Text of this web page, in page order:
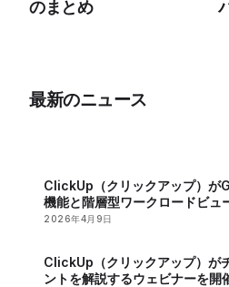
のまとめ
最新のニュース
ClickUp（クリックアップ）が
機能と階層型ワークロードビュ
2026年4月9日
ClickUp（クリックアップ）が
ントを解説するウェビナーを開